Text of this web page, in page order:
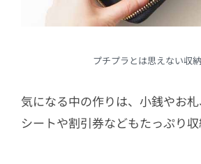
プチプラとは思えない収
気になる中の作りは、小銭やお
シートや割引券などもたっぷり収